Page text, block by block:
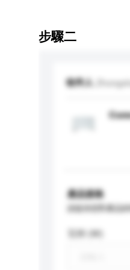
步驟二
收件人
產品規格
瓦特 (W)